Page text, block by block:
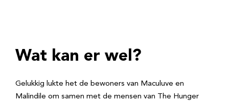
Wat kan er wel?
Gelukkig lukte het de bewoners van Maculuve en
Malindile om samen met de mensen van The Hunger